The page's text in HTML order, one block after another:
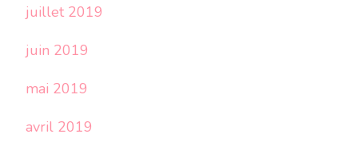
juillet 2019
juin 2019
mai 2019
avril 2019